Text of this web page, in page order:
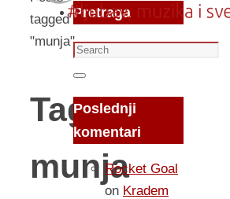
tagged
"munja"
Tag:
munja
Pretraga
Search
for:
Search
Poslednji
komentari
Rocket Goal
on Kradem